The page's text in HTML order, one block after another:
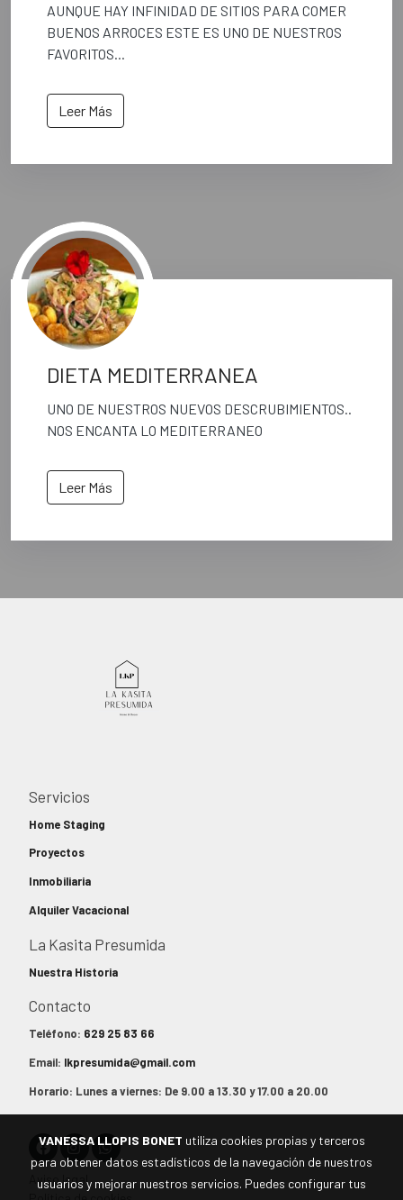
AUNQUE HAY INFINIDAD DE SITIOS PARA COMER
BUENOS ARROCES ESTE ES UNO DE NUESTROS
FAVORITOS...
Leer Más
DIETA MEDITERRANEA
UNO DE NUESTROS NUEVOS DESCRUBIMIENTOS..
NOS ENCANTA LO MEDITERRANEO
Leer Más
Servicios
Home Staging
Proyectos
Inmobiliaria
Alquiler Vacacional
La Kasita Presumida
Nuestra Historia
Contacto
Teléfono: 629 25 83 66
Email: lkpresumida@gmail.com
Horario: Lunes a viernes: De 9.00 a 13.30 y 17.00 a 20.00
Aviso legal
VANESSA LLOPIS BONET utiliza cookies propias y terceros
para obtener datos estadísticos de la navegación de nuestros
usuarios y mejorar nuestros servicios. Puedes configurar tus